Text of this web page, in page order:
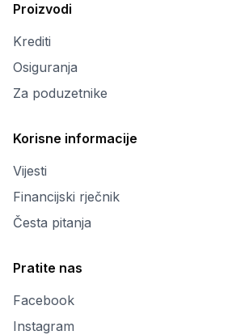
Proizvodi
Krediti
Osiguranja
Za poduzetnike
Korisne informacije
Vijesti
Financijski rječnik
Česta pitanja
Pratite nas
Facebook
Instagram